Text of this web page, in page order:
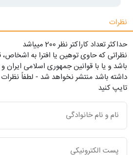
نظرات
حداکثر تعداد کاراکتر نظر 200 ميياشد
نظراتی که حاوی توهین یا افترا به
باشد و یا با قوانین جمهوری اسلامی ایران
داشته باشد منتشر نخواهد شد - لطفاً
تایپ کنید